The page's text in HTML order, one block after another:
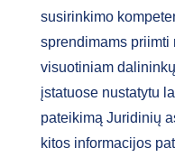
susirinkimo
sprendimams
visuotiniam
įstatuose nustatytu
pateikimą Juridinių
kitos informacijos